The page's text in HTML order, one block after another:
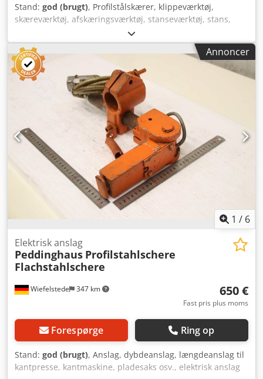
Stand: god (brugt), Profilstålskærer, klippeværktøj,
skæreværktøj, afskæringsværktøj, stanseværktøj, stans,
stansdyse, stansstempel, knivplade Crsdoznkxwspfx Abtef
-Klippeværktøj: Knivplade, stansdyse til profilstål, 6 stk. -
Størrelser: Se billeder -Levering/Pris: komplet -Mål pr. stk.:
188/188/H40 mm -Vægt: 10 kg/stk.
Annoncer
1 / 6
Wiefelstede 347 km
Elektrisk anslag
Peddinghaus Profilstahlschere
Flachstahlschere
650 €
Fast pris plus moms
Forespørge Ring op
Stand: god (brugt), Anslag, dybdeanslag, længdeanslag til
kantpresse, kantmaskine, pladesaks osv., elektrisk anslag